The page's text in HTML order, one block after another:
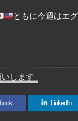
ともに今週はエ
します
LinkedIn